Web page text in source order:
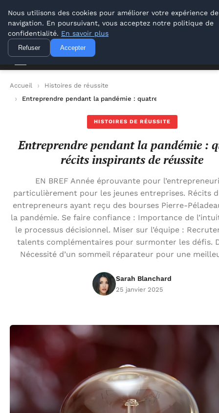
Lyon Photos
Lyon Photos
Accueil
Histoires de réussite
Entreprendre pendant la pandémie : quatre récits inspirants
HISTOIRES DE RÉUSSITE
Entreprendre pendant la pandémie :
récits inspirants de réussite
EN BREF Année éprouvante pour
particulièrement pour les jeunes entreprises. Récits
entrepreneurs ayant reçu des bourses Pierre-
la pandémie. Se faire confiance : Importance de
le processus décisionnel. Miser sur l’équipe :
talents complémentaires pour surmonter les défis.
Nécessité d’un sommeil réparateur pour une
Sarah Blanchard
25 janvier 2025
Nous utilisons des cookies pour améliorer votre expérience de
navigation. En poursuivant, vous acceptez notre politique de
confidentialité. En savoir plus
Refuser Accepter